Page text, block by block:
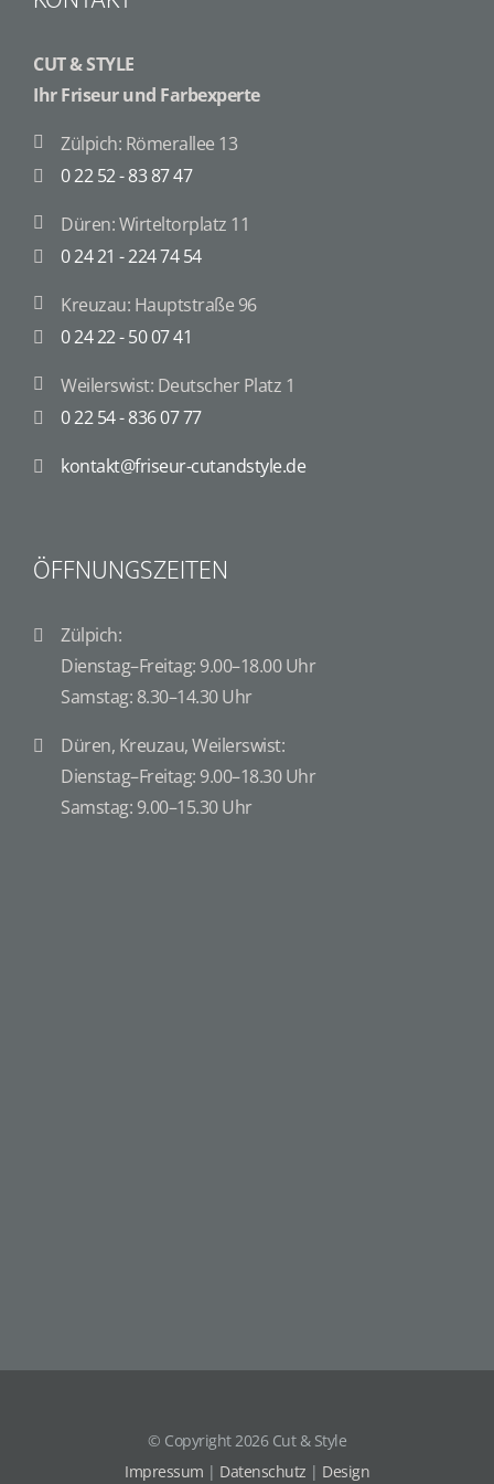
CUT & STYLE
Ihr Friseur und Farbexperte
Zülpich: Römerallee 13
0 22 52 - 83 87 47
Düren: Wirteltorplatz 11
0 24 21 - 224 74 54
Kreuzau: Hauptstraße 96
0 24 22 - 50 07 41
Weilerswist: Deutscher Platz 1
0 22 54 - 836 07 77
kontakt@friseur-cutandstyle.de
ÖFFNUNGSZEITEN
Zülpich:
Dienstag–Freitag: 9.00–18.00 Uhr
Samstag: 8.30–14.30 Uhr
Düren, Kreuzau, Weilerswist:
Dienstag–Freitag: 9.00–18.30 Uhr
Samstag: 9.00–15.30 Uhr
© Copyright 2026 Cut & Style
Impressum | Datenschutz | Design